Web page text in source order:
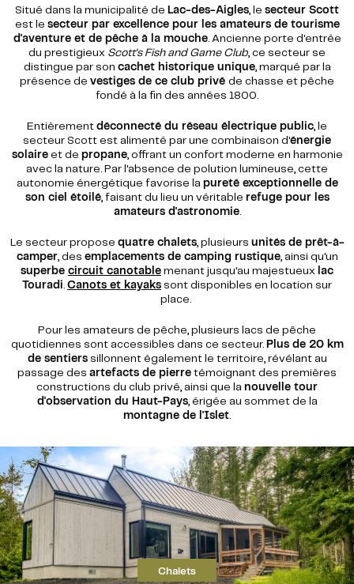
Situé dans la municipalité de Lac-des-Aigles, le secteur Scott
est le secteur par excellence pour les amateurs de tourisme
d'aventure et de pêche à la mouche. Ancienne porte d'entrée
du prestigieux Scott's Fish and Game Club, ce secteur se
distingue par son cachet historique unique, marqué par la
présence de vestiges de ce club privé de chasse et pêche
fondé à la fin des années 1800.
Entièrement déconnecté du réseau électrique public, le
secteur Scott est alimenté par une combinaison d'énergie
solaireet de propane, offrant un confort moderne en harmonie
avec la nature. Par l'absence de polution lumineuse, cette
autonomie énergétique favorise la pureté exceptionnelle de
son ciel étoilé, faisant du lieu un véritable refuge pour les
amateurs d'astronomie.
Le secteur propose quatre chalets, plusieurs unités de prêt-à-
camper, des emplacements de camping rustique, ainsi qu'un
superbe circuit canotable menant jusqu'au majestueux lac
Touradi. Canots et kayaks sont disponibles en location sur
place.
Pour les amateurs de pêche, plusieurs lacs de pêche
quotidiennes sont accessibles dans ce secteur. Plus de 20 km
de sentierssillonnent également le territoire, révélant au
passage des artefacts de pierre témoignant des premières
constructions du club privé, ainsi que la nouvelle tour
d'observation du Haut-Pays, érigée au sommet de la
montagne de l'Islet.
Chalets